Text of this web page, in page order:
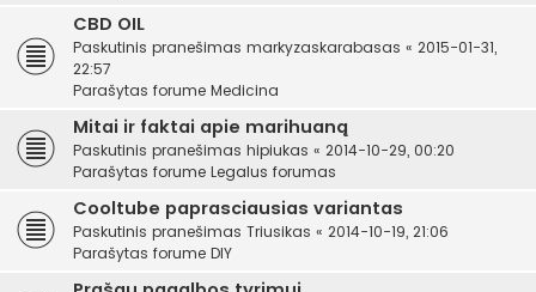
CBD OIL
Paskutinis pranešimas markyzaskarabasas « 2015-01-31,
22:57
Parašytas forume Medicina
Mitai ir faktai apie marihuaną
Paskutinis pranešimas hipiukas « 2014-10-29, 00:20
Parašytas forume Legalus forumas
Cooltube paprasciausias variantas
Paskutinis pranešimas Triusikas « 2014-10-19, 21:06
Parašytas forume DIY